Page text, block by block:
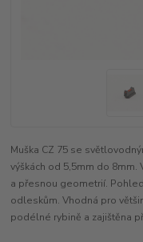
Muška CZ 75 se
výškách od 5,5mm do 8mm.
a přesnou geometrií.
odleskům. Vhodná pro
podélné rybině a zajištěna